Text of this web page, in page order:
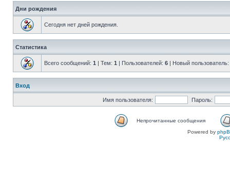
Дни рождения
Сегодня нет дней рождения.
Статистика
Всего сообщений: 1 | Тем: 1 | Пользователей: 6 | Новый пользователь:
Вход
Имя пользователя: Пароль:
Непрочитанные сообщения
Powered by